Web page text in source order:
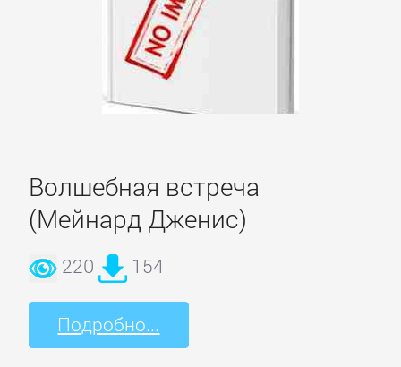
Волшебная встреча
(Мейнард Дженис)
220 154
Подробно...
публицистика
Зарубежная
фантастика
фэнтези
детективы
Зарубежные